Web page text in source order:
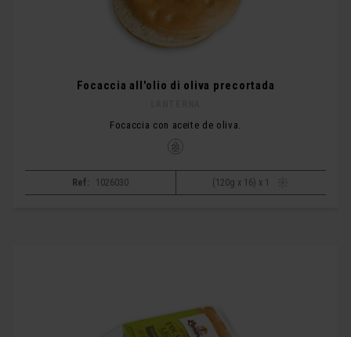
Focaccia all'olio di oliva precortada
Focaccia con aceite de oliva.
Ref: 1026030 (120g x 16) x 1